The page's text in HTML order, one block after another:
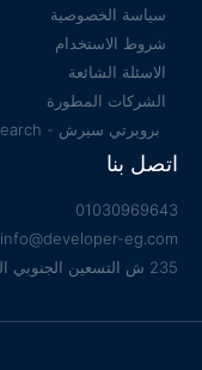
سياسة الخصوصية
شروط الاستخدام
الاسئلة الشائعة
الشركات المطورة
بروبرتي سيرش - property search
اتصل بنا
01030969643
info@developer-eg.com
235 ش التسعين الجنوبي التجمع الخامس